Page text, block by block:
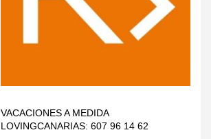
VACACIONES A MEDIDA
LOVINGCANARIAS: 607 96 14 62